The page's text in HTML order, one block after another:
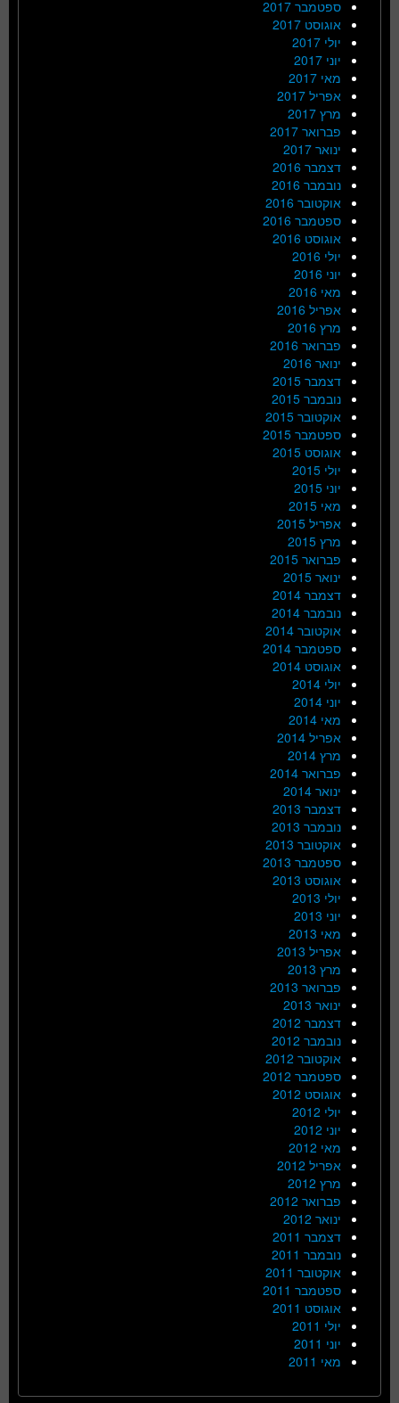
ספטמבר 2017
אוגוסט 2017
יולי 2017
יוני 2017
מאי 2017
אפריל 2017
מרץ 2017
פברואר 2017
ינואר 2017
דצמבר 2016
נובמבר 2016
אוקטובר 2016
ספטמבר 2016
אוגוסט 2016
יולי 2016
יוני 2016
מאי 2016
אפריל 2016
מרץ 2016
פברואר 2016
ינואר 2016
דצמבר 2015
נובמבר 2015
אוקטובר 2015
ספטמבר 2015
אוגוסט 2015
יולי 2015
יוני 2015
מאי 2015
אפריל 2015
מרץ 2015
פברואר 2015
ינואר 2015
דצמבר 2014
נובמבר 2014
אוקטובר 2014
ספטמבר 2014
אוגוסט 2014
יולי 2014
יוני 2014
מאי 2014
אפריל 2014
מרץ 2014
פברואר 2014
ינואר 2014
דצמבר 2013
נובמבר 2013
אוקטובר 2013
ספטמבר 2013
אוגוסט 2013
יולי 2013
יוני 2013
מאי 2013
אפריל 2013
מרץ 2013
פברואר 2013
ינואר 2013
דצמבר 2012
נובמבר 2012
אוקטובר 2012
ספטמבר 2012
אוגוסט 2012
יולי 2012
יוני 2012
מאי 2012
אפריל 2012
מרץ 2012
פברואר 2012
ינואר 2012
דצמבר 2011
נובמבר 2011
אוקטובר 2011
ספטמבר 2011
אוגוסט 2011
יולי 2011
יוני 2011
מאי 2011